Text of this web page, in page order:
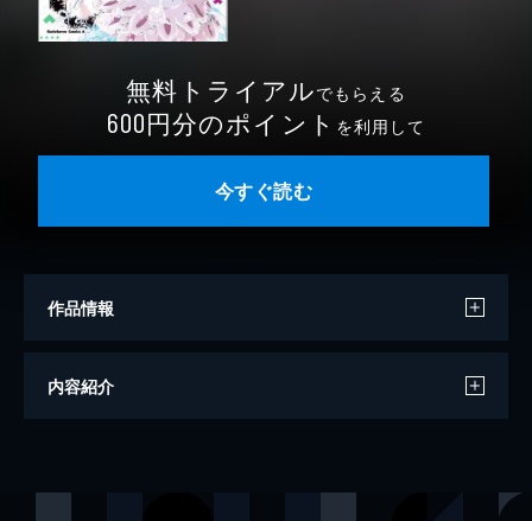
無料トライアルでもらえる
600円分のポイント を利用して
今すぐ読む
作品情報
原作
内容紹介